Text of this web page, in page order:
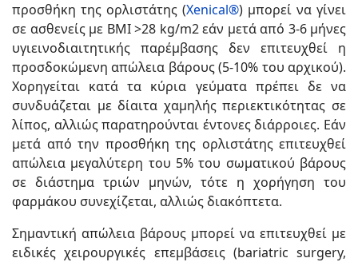
προσθήκη της ορλιστάτης (Xenical®) μπορεί να γίνει
σε ασθενείς με ΒΜΙ >28 kg/m2 εάν μετά από 3-6 μήνες
υγιεινοδιαιτητικής παρέμβασης δεν επιτευχθεί η
προσδοκώμενη απώλεια βάρους (5-10% του αρχικού).
Χορηγείται κατά τα κύρια γεύματα πρέπει δε να
συνδυάζεται με δίαιτα χαμηλής περιεκτικότητας σε
λίπος, αλλιώς παρατηρούνται έντονες διάρροιες. Εάν
μετά από την προσθήκη της ορλιστάτης επιτευχθεί
απώλεια μεγαλύτερη του 5% του σωματικού βάρους
σε διάστημα τριών μηνών, τότε η χορήγηση του
φαρμάκου συνεχίζεται, αλλιώς διακόπτετα.
Σημαντική απώλεια βάρους μπορεί να επιτευχθεί με
ειδικές χειρουργικές επεμβάσεις (bariatric surgery,